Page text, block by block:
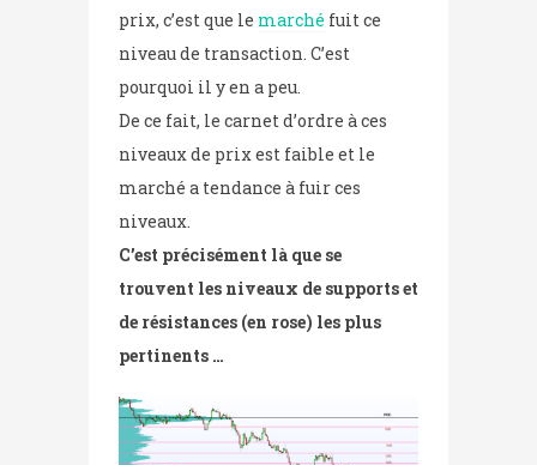
prix, c’est que le marché fuit ce
niveau de transaction. C’est
pourquoi il y en a peu.
De ce fait, le carnet d’ordre à ces
niveaux de prix est faible et le
marché a tendance à fuir ces
niveaux.
C’est précisément là que se
trouvent les niveaux de supports et
de résistances (en rose) les plus
pertinents …